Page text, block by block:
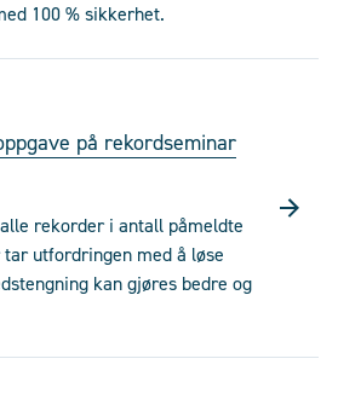
100 % sikkerhet.
på rekordseminar
rekorder i antall påmeldte
utfordringen med å løse
kan gjøres bedre og